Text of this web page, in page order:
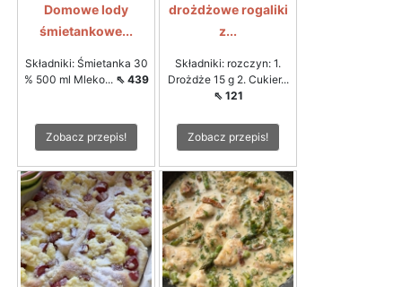
Domowe lody
śmietankowe...
Składniki: Śmietanka 30
% 500 ml Mleko... ⇖ 439
Zobacz przepis!
drożdżowe rogaliki
z...
Składniki: rozczyn: 1.
Drożdże 15 g 2. Cukier...
⇖ 121
Zobacz przepis!